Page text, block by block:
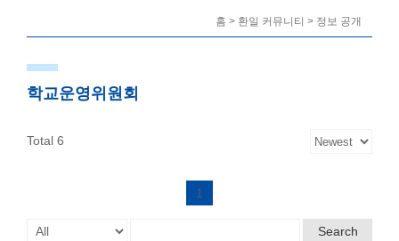
홈 > 환일 커뮤니티 > 정보 공개
학교운영위원회
Total 6
1
Search